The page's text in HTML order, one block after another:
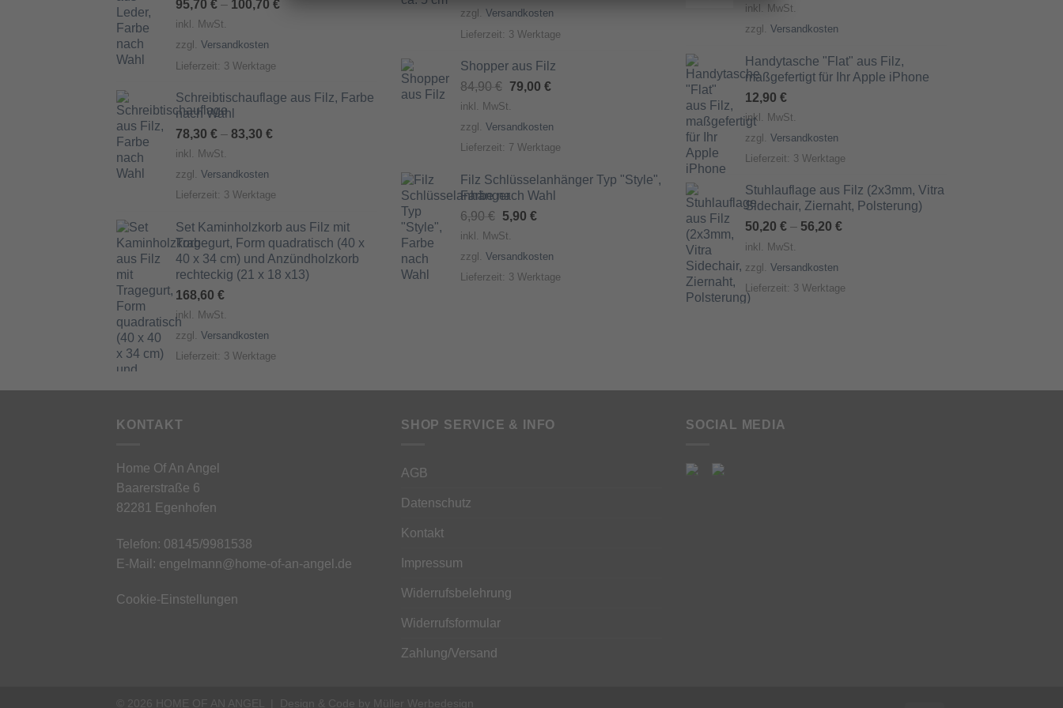
95,70 € – 100,70 €
inkl. MwSt.
zzgl. Versandkosten
Lieferzeit: 3 Werktage
Schreibtischauflage aus Filz, Farbe
nach Wahl
78,30 € – 83,30 €
inkl. MwSt.
zzgl. Versandkosten
Lieferzeit: 3 Werktage
Set Kaminholzkorb aus Filz mit
Tragegurt, Form quadratisch (40 x
40 x 34 cm) und Anzündholzkorb
rechteckig (21 x 18 x13)
168,60 €
inkl. MwSt.
zzgl. Versandkosten
Lieferzeit: 3 Werktage
zzgl. Versandkosten
Lieferzeit: 3 Werktage
Shopper aus Filz
84,90 €
Ursprünglicher
79,00 €Aktueller
inkl. MwSt.
zzgl. Versandkosten
Lieferzeit: 7 Werktage
Filz Schlüsselanhänger Typ "Style",
Farbe nach Wahl
6,90 €
Ursprünglicher
Preis
5,90 €Aktueller
inkl. MwSt.
zzgl. Versandkosten
Lieferzeit: 3 Werktage
inkl. MwSt.
zzgl. Versandkosten
Handytasche "Flat" aus Filz,
maßgefertigt für Ihr Apple iPhone
12,90 €
inkl. MwSt.
zzgl. Versandkosten
Lieferzeit: 3 Werktage
Stuhlauflage aus Filz (2x3mm, Vitra
Sidechair, Ziernaht, Polsterung)
50,20 € – 56,20 €
inkl. MwSt.
zzgl. Versandkosten
Lieferzeit: 3 Werktage
KONTAKT
Home Of An Angel
Baarerstraße 6
82281 Egenhofen
Telefon: 08145/9981538
E-Mail: engelmann@home-of-an-angel.de
Cookie-Einstellungen
SHOP SERVICE & INFO
AGB
Datenschutz
Kontakt
Impressum
Widerrufsbelehrung
Widerrufsformular
Zahlung/Versand
SOCIAL MEDIA
© 2026 HOME OF AN ANGEL | Design & Code by Müller Werbedesign